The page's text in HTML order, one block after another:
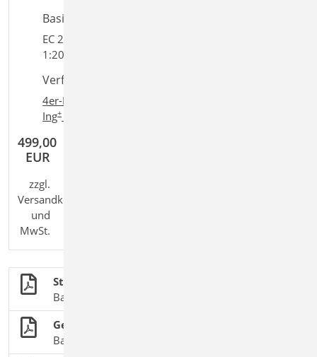
Basiert auf den Normen:
EC 2, DIN EN 1992-1-1:2011-01, EC 7, DIN EN 1997-
1:2009-09
Verfügbar in den Paketen:
4er-Paket
Ing+comfort
499,00
EUR
zzgl.
Versandkosten
und
MwSt.
Stahlbetonbau
BauStatik-Module nach DIN EN 1992-1-1
Geotechnik
BauStatik-Module nach DIN EN 1997-1-1